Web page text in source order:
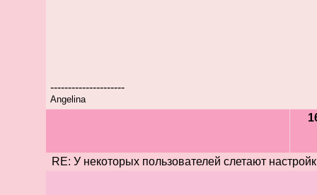
---------------------
Angelina
RE: У некоторых пользователей слетают